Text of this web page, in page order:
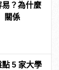
？為什麼
關係
5 家大學